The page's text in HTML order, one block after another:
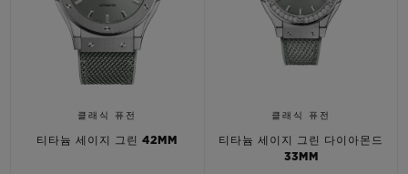
클래식 퓨전
티타늄 세이지 그린 42MM
클래식 퓨전
티타늄 세이지 그린 다이아몬드
33MM
5+5 워런티
휴블로티스타 및 연장 보증